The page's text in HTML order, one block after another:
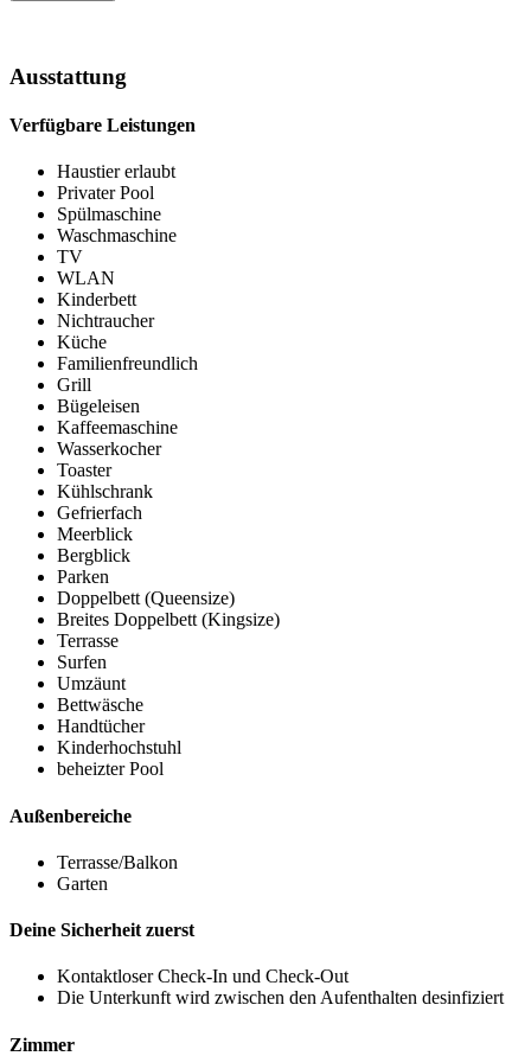
Ausstattung
Verfügbare Leistungen
Haustier erlaubt
Privater Pool
Spülmaschine
Waschmaschine
TV
WLAN
Kinderbett
Nichtraucher
Küche
Familienfreundlich
Grill
Bügeleisen
Kaffeemaschine
Wasserkocher
Toaster
Kühlschrank
Gefrierfach
Meerblick
Bergblick
Parken
Doppelbett (Queensize)
Breites Doppelbett (Kingsize)
Terrasse
Surfen
Umzäunt
Bettwäsche
Handtücher
Kinderhochstuhl
beheizter Pool
Außenbereiche
Terrasse/Balkon
Garten
Deine Sicherheit zuerst
Kontaktloser Check-In und Check-Out
Die Unterkunft wird zwischen den Aufenthalten desinfiziert
Zimmer